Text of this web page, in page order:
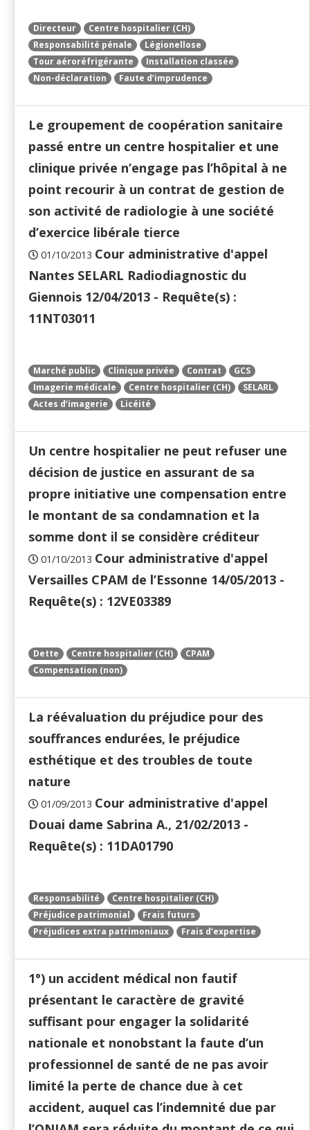
Directeur
Centre hospitalier (CH)
Responsabilité pénale
Légionellose
Tour aéroréfrigérante
Installation classée
Non-déclaration
Faute d’imprudence
Le groupement de coopération sanitaire
passé entre un centre hospitalier et une
clinique privée n’engage pas l’hôpital à ne
point recourir à un contrat de gestion de
son activité de radiologie à une société
d’exercice libérale tierce
01/10/2013 Cour administrative d'appel
Nantes SELARL Radiodiagnostic du
Giennois 12/04/2013 - Requête(s) :
11NT03011
Marché public Clinique privée Contrat
GCS
Imagerie médicale
Centre hospitalier (CH)
SELARL
Actes d’imagerie
Licéité
Un centre hospitalier ne peut refuser une
décision de justice en assurant de sa
propre initiative une compensation entre
le montant de sa condamnation et la
somme dont il se considère créditeur
01/10/2013 Cour administrative d'appel
Versailles CPAM de l’Essonne 14/05/2013 -
Requête(s) : 12VE03389
Dette Centre hospitalier (CH)
CPAM
Compensation (non)
La réévaluation du préjudice pour des
souffrances endurées, le préjudice
esthétique et des troubles de toute
nature
01/09/2013 Cour administrative d'appel
Douai dame Sabrina A., 21/02/2013 -
Requête(s) : 11DA01790
Responsabilité
Centre hospitalier (CH)
Préjudice patrimonial
Frais futurs
Préjudices extra patrimoniaux
Frais d’expertise
1°) un accident médical non fautif
présentant le caractère de gravité
suffisant pour engager la solidarité
nationale et nonobstant la faute d’un
professionnel de santé de ne pas avoir
limité la perte de chance due à cet
accident, auquel cas l’indemnité due par